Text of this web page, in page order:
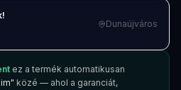
Dunaújváros
ez a termék automatikusan
közé — ahol a garanciát,